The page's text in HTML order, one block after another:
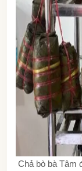
Chả bò bà Tâm